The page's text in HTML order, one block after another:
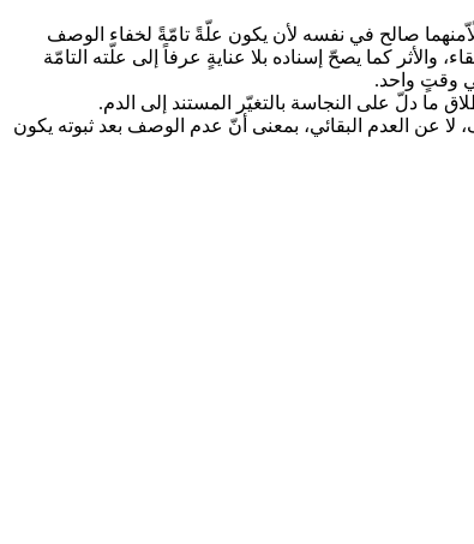
صالح في نفسه لأن يكون علّةً تامّةً لخفاء الوصف
والأثر كما يصحّ إسناده بلا عنايةٍ عرفاً إلى علّته التامّة
في وقتٍ واحد.
ما دلّ على النجاسة بالتغيّر المستند إلى الدم.
لا عن العدم البقائي، بمعنى أنّ عدم الوصف بعد ثبوته يكون